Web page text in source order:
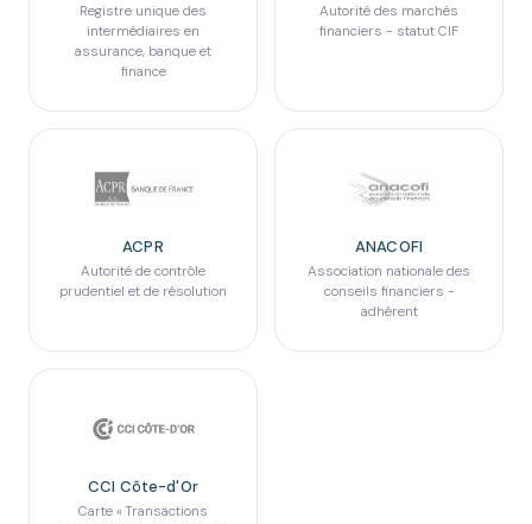
Registre unique des
intermédiaires en
assurance, banque et
finance
Autorité des marchés
financiers - statut CIF
ACPR
Autorité de contrôle
prudentiel et de résolution
ANACOFI
Association nationale des
conseils financiers -
adhérent
CCI Côte-d'Or
Carte « Transactions